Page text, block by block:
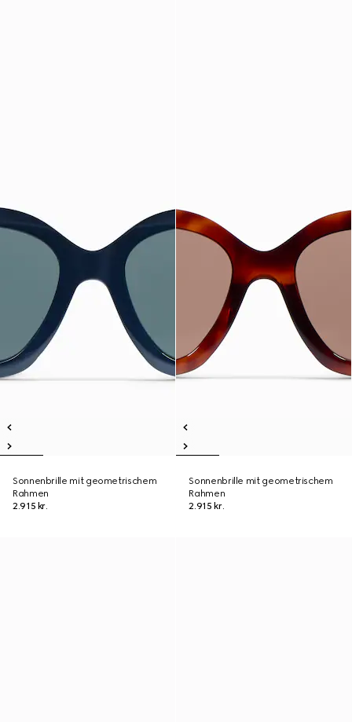
Sonnenbrille mit geometrischem
Rahmen
2.915 kr.
Sonnenbrille mit geometrischem
Rahmen
2.915 kr.